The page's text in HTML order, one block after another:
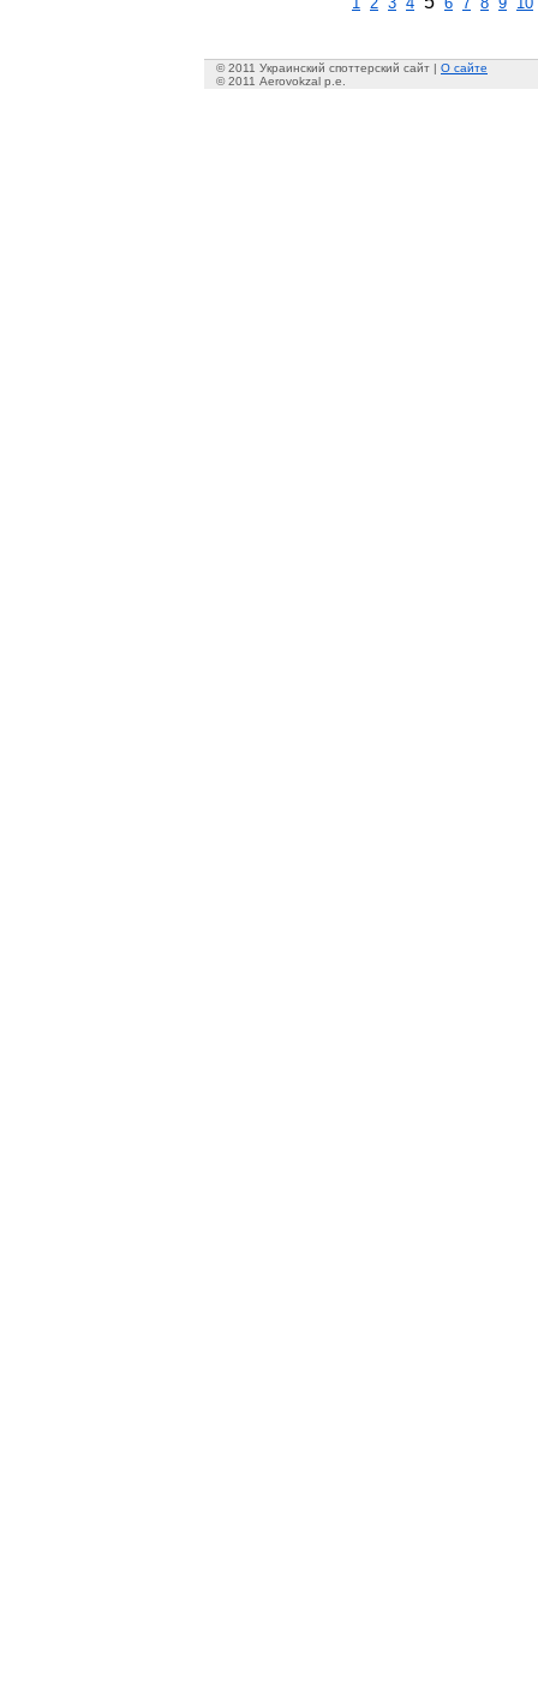
© 2011 Украинский споттерский сайт | О сайте
© 2011 Aerovokzal p.e.